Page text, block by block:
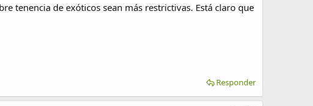
tenencia de exóticos sean más restrictivas. Está claro que
Responder